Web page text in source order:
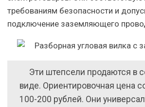
требованиям безопасности и
подключение заземляющего
Эти штепсели продаются в
виде. Ориентировочная цена
100-200 рублей. Они